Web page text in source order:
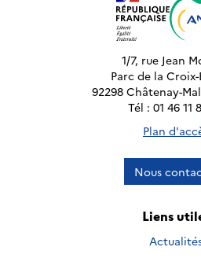
1/7, rue Jean
Parc de la
92298 Châtenay-
Tél : 01 46 11
Plan
Nous
Liens